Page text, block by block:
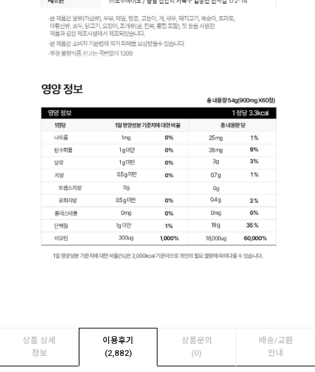
상품 상세
정보
이용후기
(2,882)
상품문의
(0)
배송/교환
안내